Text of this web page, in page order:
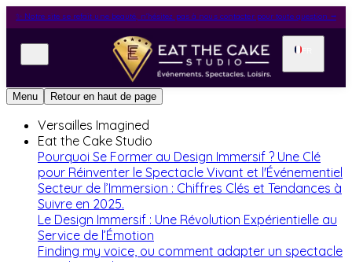
✨ Notre site se refait une beauté, n'hésitez pas à nous contacter pour toute question ⭢
Menu Retour en haut de page
Versailles Imagined
Eat the Cake Studio
Pourquoi Se Former au Design Immersif ? Une Clé
pour Réinventer le Spectacle Vivant et l'Événementiel
Secteur de l’Immersion : Chiffres Clés et Tendances à
Suivre en 2025.
Le Design Immersif : Une Révolution Expérientielle au
Service de l’Émotion
Finding my voice, ou comment adapter un spectacle